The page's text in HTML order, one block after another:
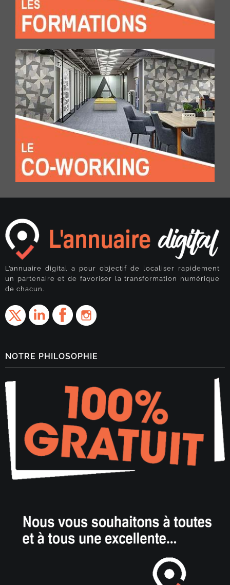
L’annuaire digital a pour objectif de localiser rapidement
un partenaire et de favoriser la transformation numérique
de chacun.
NOTRE PHILOSOPHIE